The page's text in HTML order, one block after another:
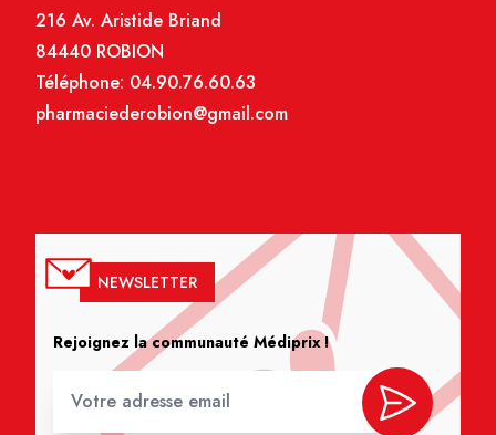
216 Av. Aristide Briand
84440 ROBION
Téléphone: 04.90.76.60.63
pharmaciederobion@gmail.com
NEWSLETTER
Rejoignez la communauté Médiprix !